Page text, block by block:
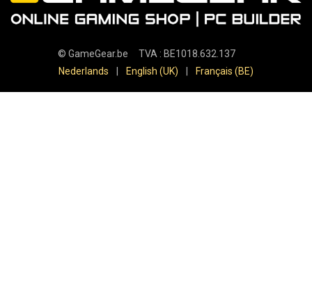
© GameGear.be TVA : BE1018.632.137
Nederlands
English (UK) Français (BE)